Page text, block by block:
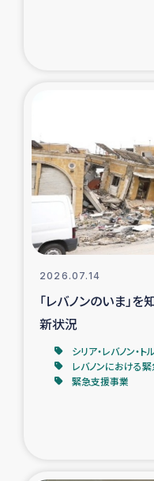
2026.07.14
「レバノンのいま」
新状況
シリア・レバノン・ト
レバノンにおける
緊急支援事業